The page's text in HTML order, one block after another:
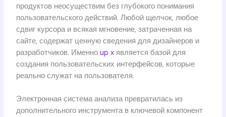
продуктов неосуществим без глубокого понимания
пользовательского действий. Любой щелчок, любое
сдвиг курсора и всякая мгновение, затраченная на
сайте, содержат ценную сведения для дизайнеров и
разработчиков. Именно up xявляется базой для
создания пользовательских интерфейсов, которые
реально служат на пользователя.
Электронная система анализа превратилась из
дополнительного инструмента в ключевой компонент